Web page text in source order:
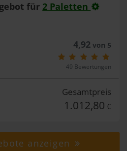
für 2 Paletten
4,92von 5
49 Bewertungen
Gesamtpreis
1.012,80 €
anzeigen